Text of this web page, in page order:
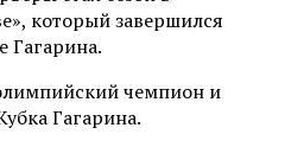
который завершился
Гагарина.
чемпион и
Гагарина.